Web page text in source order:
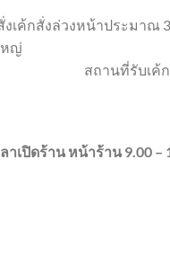
งเค้กสั่งล่วงหน้าประมาณ
หญ่
สถานที่รับเค้
ลาเปิดร้าน หน้าร้าน 9.00